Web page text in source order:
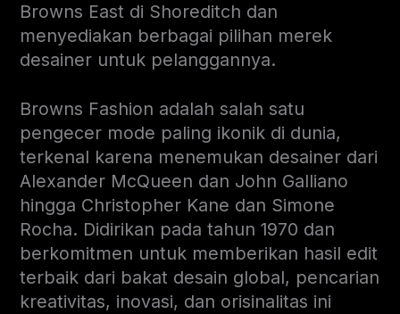
Browns East di Shoreditch dan
menyediakan berbagai pilihan merek
desainer untuk pelanggannya.
Browns Fashion adalah salah satu
pengecer mode paling ikonik di dunia,
terkenal karena menemukan desainer dari
Alexander McQueen dan John Galliano
hingga Christopher Kane dan Simone
Rocha. Didirikan pada tahun 1970 dan
berkomitmen untuk memberikan hasil edit
terbaik dari bakat desain global, pencarian
kreativitas, inovasi, dan orisinalitas ini